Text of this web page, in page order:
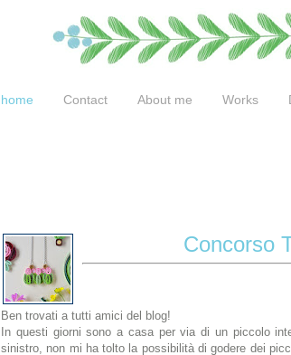
home Contact About me Works
Concorso
Ben trovati a tutti amici del blog!
In questi giorni sono a casa per via di un piccolo
sinistro, non mi ha tolto la possibilità di godere dei